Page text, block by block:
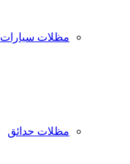
مظلات سيارات
مظلات حدائق